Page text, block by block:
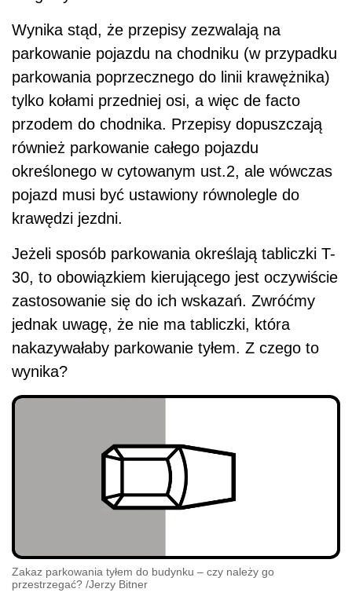
Wynika stąd, że przepisy zezwalają na
parkowanie pojazdu na chodniku (w przypadku
parkowania poprzecznego do linii krawężnika)
tylko kołami przedniej osi, a więc de facto
przodem do chodnika. Przepisy dopuszczają
również parkowanie całego pojazdu
określonego w cytowanym ust.2, ale wówczas
pojazd musi być ustawiony równolegle do
krawędzi jezdni.
Jeżeli sposób parkowania określają tabliczki T-
30, to obowiązkiem kierującego jest oczywiście
zastosowanie się do ich wskazań. Zwróćmy
jednak uwagę, że nie ma tabliczki, która
nakazywałaby parkowanie tyłem. Z czego to
wynika?
Zakaz parkowania tyłem do budynku – czy należy go
przestrzegać? /Jerzy Bitner